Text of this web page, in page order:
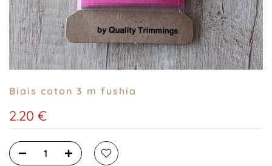
Biais coton 3 m fushia
2.20 €